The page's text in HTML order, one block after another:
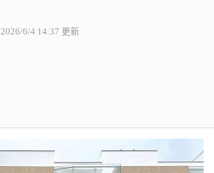
2026/6/4 14:37 更新